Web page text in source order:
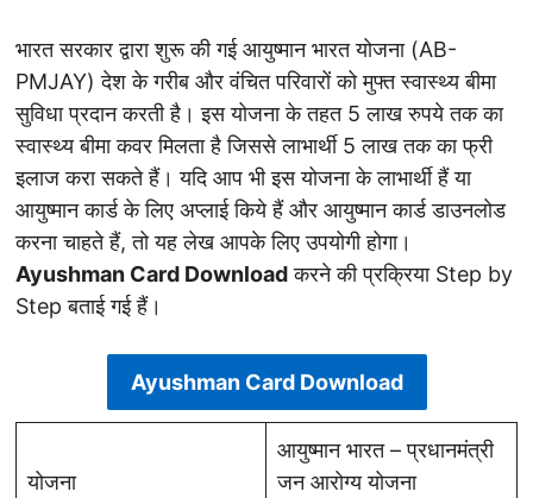
भारत सरकार द्वारा शुरू की गई आयुष्मान भारत योजना (AB-
PMJAY) देश के गरीब और वंचित परिवारों को मुफ्त स्वास्थ्य बीमा
सुविधा प्रदान करती है। इस योजना के तहत 5 लाख रुपये तक का
स्वास्थ्य बीमा कवर मिलता है जिससे लाभार्थी 5 लाख तक का फ्री
इलाज करा सकते हैं। यदि आप भी इस योजना के लाभार्थी हैं या
आयुष्मान कार्ड के लिए अप्लाई किये हैं और आयुष्मान कार्ड डाउनलोड
करना चाहते हैं, तो यह लेख आपके लिए उपयोगी होगा।
Ayushman Card Downloadकरने की प्रक्रिया Step by
Step बताई गई हैं।
Ayushman Card Download
योजना
आयुष्मान भारत – प्रधानमंत्री
जन आरोग्य योजना